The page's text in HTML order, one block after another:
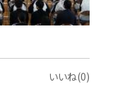
いいね(0)